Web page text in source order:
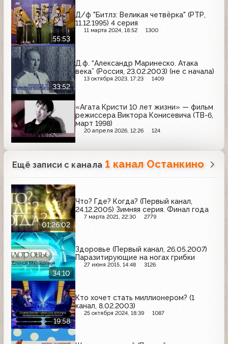
55:53
Д/ф "Битлз: Великая четвёрка" (РТР,
11.12.1995) 4 серия
11 марта 2024, 18:52 1300
33:52
Д.ф. “Александр Маринеско. Атака
века” (Россия, 23.02.2003) (не с начала)
13 октября 2023, 17:23 1409
«Агата Кристи 10 лет жизни» — фильм
режиссера Виктора Конисевича (ТВ-6,
март 1998)
20 апреля 2026, 12:26 124
Ещё записи с канала 1 канал Останкино
01:26:02
Что? Где? Когда? (Первый канал,
24.12.2005) Зимняя серия. Финал года
7 марта 2021, 22:30 2779
34:10
Здоровье (Первый канал, 26.05.2007)
Паразитирующие на ногах грибки
27 июня 2015, 14:48 3126
19:58
Кто хочет стать миллионером? (1
канал, 8.02.2003)
25 октября 2024, 18:39 1087